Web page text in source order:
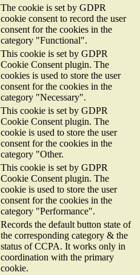
The cookie is set by GDPR
cookie consent to record the user
consent for the cookies in the
category "Functional".
This cookie is set by GDPR
Cookie Consent plugin. The
cookies is used to store the user
consent for the cookies in the
category "Necessary".
This cookie is set by GDPR
Cookie Consent plugin. The
cookie is used to store the user
consent for the cookies in the
category "Other.
This cookie is set by GDPR
Cookie Consent plugin. The
cookie is used to store the user
consent for the cookies in the
category "Performance".
Records the default button state of
the corresponding category & the
status of CCPA. It works only in
coordination with the primary
cookie.